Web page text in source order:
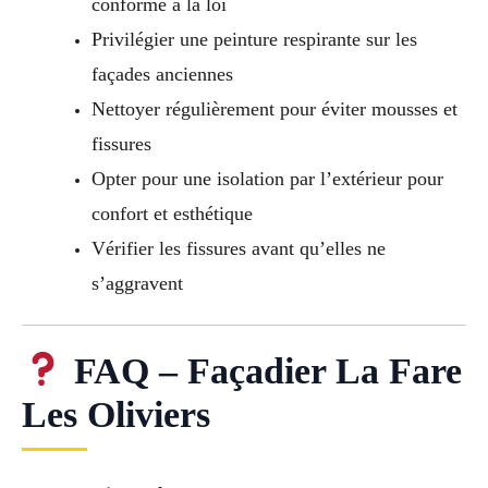
Privilégier une peinture respirante sur les
façades anciennes
Nettoyer régulièrement pour éviter mousses et
fissures
Opter pour une isolation par l’extérieur pour
confort et esthétique
Vérifier les fissures avant qu’elles ne
s’aggravent
FAQ – Façadier La Fare
Les Oliviers